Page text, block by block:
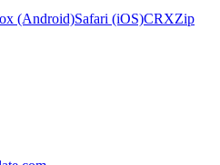
(Android)Safari (iOS)CRXZip